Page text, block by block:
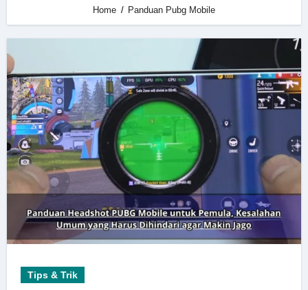
Home Panduan Pubg Mobile
Tips & Trik